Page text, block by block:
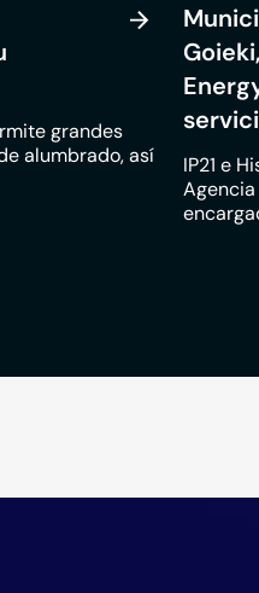
grandes
alumbrado, así
IP21 e